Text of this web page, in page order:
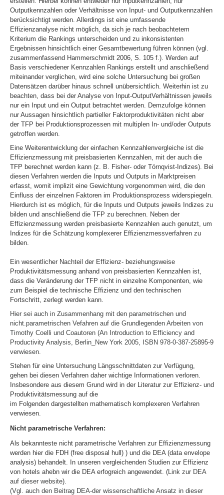
Outputkennzahlen oder Verhältnisse von Input- und Outputkennzahlen
berücksichtigt werden. Allerdings ist eine umfassende
Effizienzanalyse nicht möglich, da sich je nach beobachtetem
Kriterium die Rankings unterscheiden und zu inkonsistenten
Ergebnissen hinsichtlich einer Gesamtbewertung führen können (vgl.
zusammenfassend Hammerschmidt 2006, S. 105 f.). Werden auf
Basis verschiedener Kennzahlen Rankings erstellt und anschließend
miteinander verglichen, wird eine solche Untersuchung bei großen
Datensätzen darüber hinaus schnell unübersichtlich. Weiterhin ist zu
beachten, dass bei der Analyse von Input-OutputVerhältnissen jeweils
nur ein Input und ein Output betrachtet werden. Demzufolge können
nur Aussagen hinsichtlich partieller Faktorproduktivitäten nicht aber
der TFP bei Produktionsprozessen mit multiplen In- und/oder Outputs
getroffen werden.
Eine Weiterentwicklung der einfachen Kennzahlenvergleiche ist die
Effizienzmessung mit preisbasierten Kennzahlen, mit der auch die
TFP berechnet werden kann (z. B. Fisher- oder Törnqvist-Indizes). Bei
diesen Verfahren werden die Inputs und Outputs in Marktpreisen
erfasst, womit implizit eine Gewichtung vorgenommen wird, die den
Einfluss der einzelnen Faktoren im Produktionsprozess widerspiegeln.
Hierdurch ist es möglich, für die Inputs und Outputs jeweils Indizes zu
bilden und anschließend die TFP zu berechnen. Neben der
Effizienzmessung werden preisbasierte Kennzahlen auch genutzt, um
Indizes für die Schätzung komplexerer Effizienzmessverfahren zu
bilden.
Ein wesentlicher Nachteil der Effizienz- beziehungsweise
Produktivitätsmessung anhand von preisbasierten Kennzahlen ist,
dass die Veränderung der TFP nicht in einzelne Komponenten, wie
zum Beispiel die technische Effizienz und den technischen
Fortschritt, zerlegt werden kann.
Hier sei auch in Zusammenhang mit den parametrischen und
nicht.parametrischen Vefahren auf die Grundlegenden Arbeiten von
Timothy Coelli und Coautoren (An Introduction to Efficiency and
Productivity Analysis, Berlin_New York 2005, ISBN 978-0-387-25895-9
verwiesen.
Stehen für eine Untersuchung Längsschnittdaten zur Verfügung,
gehen bei diesen Verfahren daher wichtige Informationen verloren.
Insbesondere aus diesem Grund wird in der Literatur zur Effizienz- und
Produktivitätsmessung auf die
im Folgenden dargestellten mathematisch komplexeren Verfahren
verwiesen.
Nicht parametrische Verfahren:
Als bekannteste nicht parametrische Verfahren zur Effizienzmessung
werden hier die FDH (free disposal hull) ) und die DEA (data envelope
analysis) behandelt. In unseren vergleichenden Studien zur Effizienz
von hotels ahebn wir die DEA erfogreich angewendet. (Link zur DEA
auf dieser website).
(Vgl. auch den Beitrag DEA-der wissenschaftliche Ansatz in dieser